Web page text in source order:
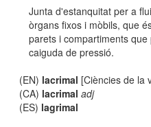
Junta d'estanquitat per a
òrgans fixos i mòbils, que
parets i compartiments
caiguda de pressió.
(EN) lacrimal [Ciències de la
(CA) lacrimal adj
(ES) lagrimal